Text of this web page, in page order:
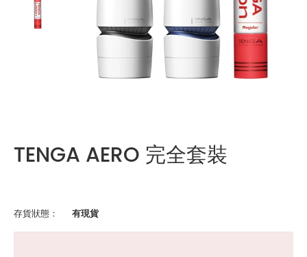
TENGA AERO 完全套裝
存貨狀態： 有現貨